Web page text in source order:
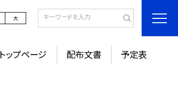
大
トップページ 配布文書 予定表